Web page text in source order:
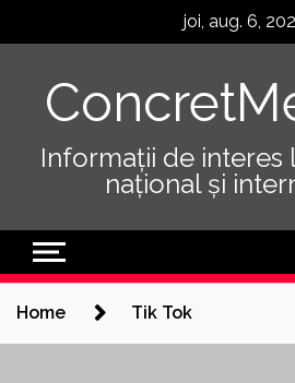
joi, aug. 6,
Informații de interes
național și
Home Tik Tok